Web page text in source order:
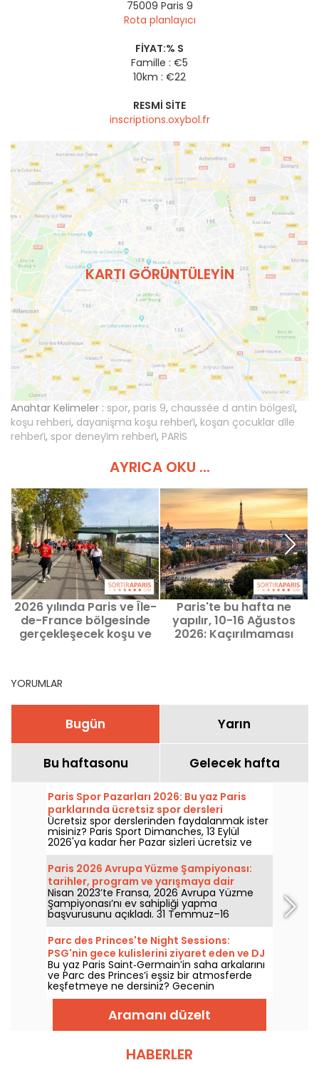
75009 Paris 9
Rota planlayıcı
FIYAT:% S
Famille : €5
10km : €22
RESMI SITE
inscriptions.oxybol.fr
KARTI GÖRÜNTÜLEYIN
Anahtar Kelimeler : spor, paris 9, chaussée d antin bölgesi̇,
koşu rehberi, dayanişma koşu rehberi̇, koşan çocuklar ai̇le
rehberi̇, spor deneyi̇m rehberi̇, PARİS
AYRICA OKU ...
2026 yılında Paris ve Île-
de-France bölgesinde
gerçekleşecek koşu ve
Paris'te bu hafta ne
yapılır, 10-16 Ağustos
2026: Kaçırılmaması
YORUMLAR
Bugün Yarın
Bu haftasonu Gelecek hafta
Paris Spor Pazarları 2026: Bu yaz Paris
parklarında ücretsiz spor dersleri
Ücretsiz spor derslerinden faydalanmak ister
misiniz? Paris Sport Dimanches, 13 Eylül
2026'ya kadar her Pazar sizleri ücretsiz ve
kayıt gerektirmeden yapılan spor seansları
için bekliyor!
Paris 2026 Avrupa Yüzme Şampiyonası:
tarihler, program ve yarışmaya dair
bilgiler
Nisan 2023’te Fransa, 2026 Avrupa Yüzme
Şampiyonası’nı ev sahipliği yapma
başvurusunu açıkladı. 31 Temmuz–16
Ağustos arasında Olimpik Yüzme Merkezi,
milli yüzücülerimizi desteklemek için sizleri
bekliyor. İşte yarışma ve yarışlar hakkında
bilmeniz gereken tüm bilgiler!
Parc des Princes'te Night Sessions:
PSG'nin gece kulislerini ziyaret eden ve DJ
setleriyle dolu, festivalli bir guinguette
havası
Bu yaz Paris Saint‑Germain’in saha arkalarını
ve Parc des Princes’i eşsiz bir atmosferde
keşfetmeye ne dersiniz? Gecenin
seanslarıyla stada gece girişinin tadını çıkarın
ve pek çok eğlenceli etkinlikten yararlanın.
İşte bu yaz 2026 için program!
Aramanı düzelt
HABERLER